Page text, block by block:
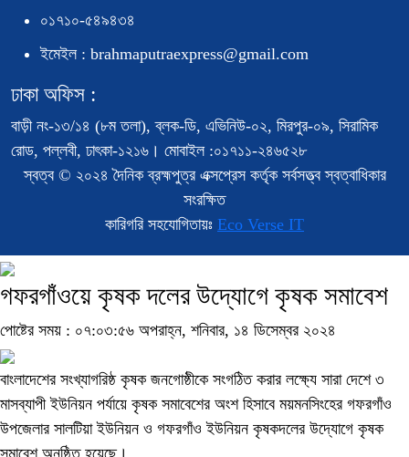
০১৭১০-৫৪৯৪৩৪
ইমেইল : brahmaputraexpress@gmail.com
ঢাকা অফিস :
বাড়ী নং-১৩/১৪ (৮ম তলা), ব্লক-ডি, এভিনিউ-০২, মিরপুর-০৯, সিরামিক
রোড, পল্লবী, ঢাৎকা-১২১৬। মোবাইল :০১৭১১-২৪৬৫২৮
স্বত্ব © ২০২৪ দৈনিক ব্রহ্মপুত্র এক্সপ্রেস কর্তৃক সর্বসত্ত্ব স্বত্বাধিকার
সংরক্ষিত
কারিগরি সহযোগিতায়ঃ Eco Verse IT
গফরগাঁওয়ে কৃষক দলের উদ্যোগে কৃষক সমাবেশ
পোষ্টের সময় : ০৭:০৩:৫৬ অপরাহ্ন, শনিবার, ১৪ ডিসেম্বর ২০২৪
বাংলাদেশের সংখ্যাগরিষ্ঠ কৃষক জনগোষ্ঠীকে সংগঠিত করার লক্ষ্যে সারা দেশে ৩
মাসব্যাপী ইউনিয়ন পর্যায়ে কৃষক সমাবেশের অংশ হিসাবে ময়মনসিংহের গফরগাঁও
উপজেলার সালটিয়া ইউনিয়ন ও গফরগাঁও ইউনিয়ন কৃষকদলের উদ্যোগে কৃষক
সমাবেশ অনুষ্ঠিত হয়েছে।